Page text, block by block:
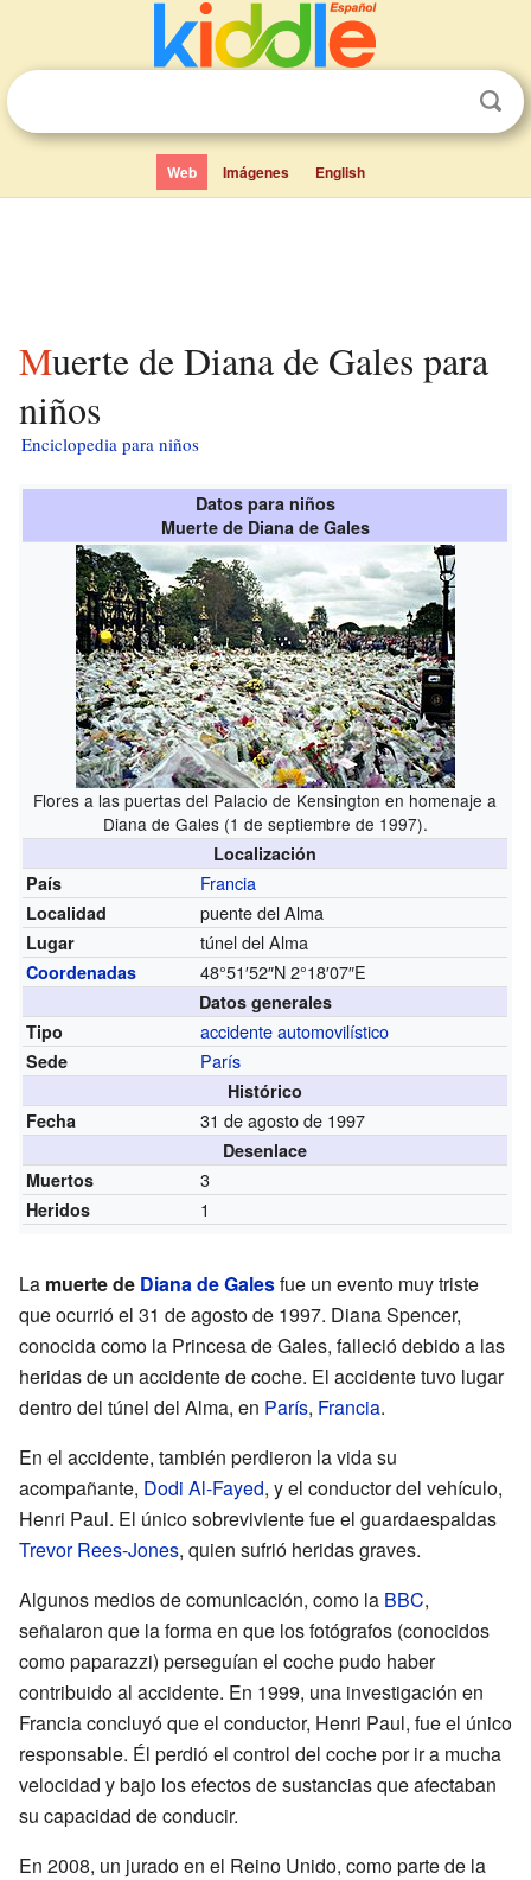
Web Imágenes English
Muerte de Diana de Gales para
niños
Enciclopedia para niños
Datos para niños
Muerte de Diana de Gales
Flores a las puertas del Palacio de Kensington en homenaje a
Diana de Gales (1 de septiembre de 1997).
Localización
País
Francia
Localidad puente del Alma
Lugar túnel del Alma
Coordenadas 48°51′52″N2°18′07″E
Datos generales
Tipo
accidente automovilístico
Sede París
Histórico
Fecha
31 de agosto de 1997
Desenlace
Muertos
3
Heridos 1
La muerte de Diana de Galesfue un evento muy triste
que ocurrió el 31 de agosto de 1997. Diana Spencer,
conocida como la Princesa de Gales, falleció debido a las
heridas de un accidente de coche. El accidente tuvo lugar
dentro del túnel del Alma, en París, Francia.
En el accidente, también perdieron la vida su
acompañante, Dodi Al-Fayed, y el conductor del vehículo,
Henri Paul. El único sobreviviente fue el guardaespaldas
Trevor Rees-Jones, quien sufrió heridas graves.
Algunos medios de comunicación, como la BBC,
señalaron que la forma en que los fotógrafos (conocidos
como paparazzi) perseguían el coche pudo haber
contribuido al accidente. En 1999, una investigación en
Francia concluyó que el conductor, Henri Paul, fue el único
responsable. Él perdió el control del coche por ir a mucha
velocidad y bajo los efectos de sustancias que afectaban
su capacidad de conducir.
En 2008, un jurado en el Reino Unido, como parte de la